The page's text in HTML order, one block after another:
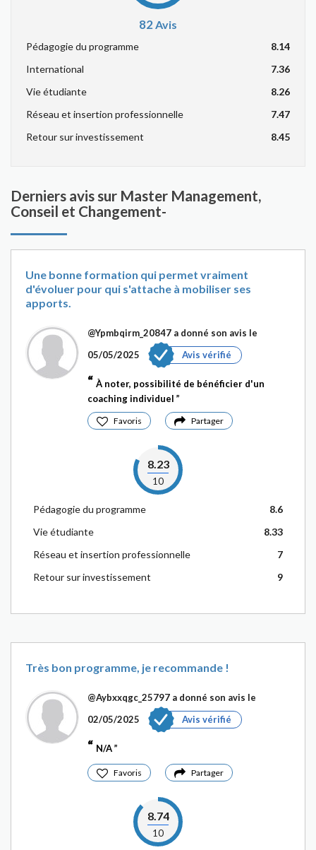
82Avis
Pédagogie du programme
8.14
International
7.36
Vie étudiante
8.26
Réseau et insertion professionnelle
7.47
Retour sur investissement
8.45
Derniers avis sur Master Management,
Conseil et Changement-
Une bonne formation qui permet vraiment
d'évoluer pour qui s'attache à mobiliser ses
apports.
@Ypmbqirm_20847 a donné son avis le
05/05/2025
Avis vérifié
À noter, possibilité de bénéficier d'un
coaching individuel
Favoris Partager
8.23
10
Pédagogie du programme
8.6
Vie étudiante
8.33
Réseau et insertion professionnelle
7
Retour sur investissement
9
Très bon programme, je recommande !
@Aybxxqgc_25797 a donné son avis le
02/05/2025
Avis vérifié
N/A
Favoris Partager
8.74
10